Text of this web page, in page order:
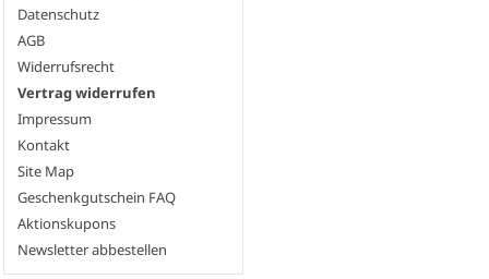
Datenschutz
AGB
Widerrufsrecht
Vertrag widerrufen
Impressum
Kontakt
Site Map
Geschenkgutschein FAQ
Aktionskupons
Newsletter abbestellen